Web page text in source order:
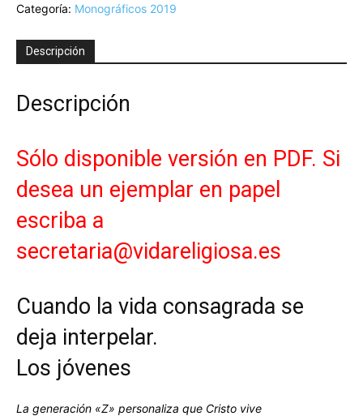
Cuando
vida
consagrada
deja
interpelar.
-
Version
PDF
cantidad
Categoría: Monográficos 2019
Descripción
Descripción
Sólo disponible versión en PDF. Si
desea un ejemplar en papel
escriba a
secretaria@vidareligiosa.es
Cuando la vida consagrada se
deja interpelar.
Los jóvenes
La generación «Z» personaliza que Cristo vive